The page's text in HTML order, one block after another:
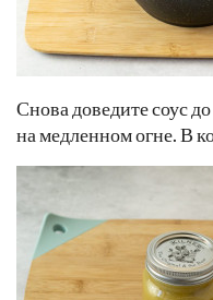
Снова доведите соус
на медленном огне. В